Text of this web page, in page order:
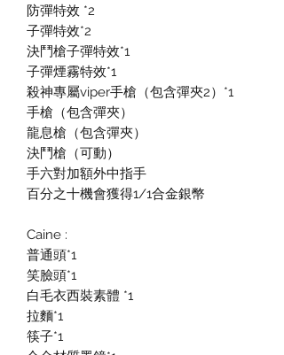
防彈特效 *2
子彈特效*2
決鬥槍子彈特效*1
子彈煙霧特效*1
殺神專屬viper手槍（包含彈夾2）*1
手槍（包含彈夾）
龍息槍（包含彈夾）
決鬥槍（可動）
手六對加額外中指手
百分之十機會獲得1/1合金銀幣
Caine :
普通頭*1
笑臉頭*1
白毛衣西裝素體 *1
拉麵*1
筷子*1